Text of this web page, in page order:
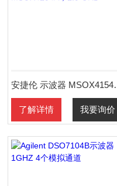
安捷伦 示
了解详情 我要询价